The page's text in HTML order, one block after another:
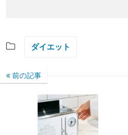
ダイエット
前の記事